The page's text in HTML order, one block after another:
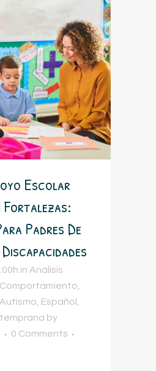
Escolar
Fortalezas:
Padres De
in Análisis
Autismo Español
by
0 Comments